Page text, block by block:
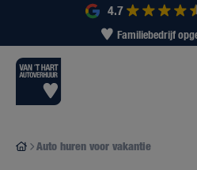
4.7
Wagenpark
Auto huren voor vakantie